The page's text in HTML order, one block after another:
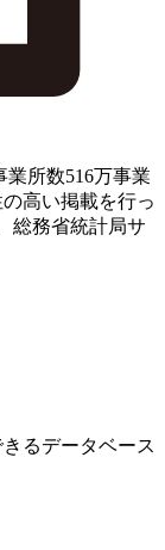
所数516万事業
高い掲載を行っ
総務省統計局サ
るデータベース